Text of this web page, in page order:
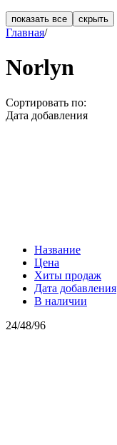
показать все скрыть
Главная/
Norlyn
Сортировать по:
Дата добавления
Название
Цена
Хиты продаж
Дата добавления
В наличии
24/48/96